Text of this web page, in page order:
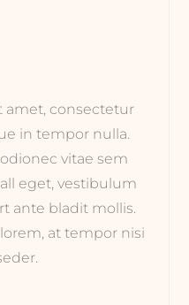
amet, consectetur
in tempor nulla.
vitae sem
eget, vestibulum
ante bladit mollis.
at tempor nisi